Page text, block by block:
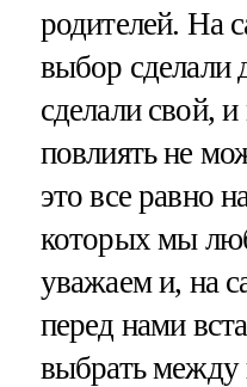
родителей. На
выбор сделали
сделали свой,
повлиять не
это все равно
которых мы
уважаем и, на
перед нами
выбрать между